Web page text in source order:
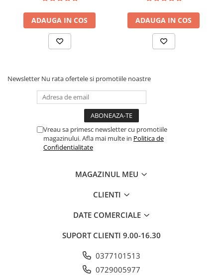
sistem de aerisire cu
butoni, Salt Confort
ADAUGA IN COS
sistem de aerisire cu
butoni, Salt Confort
ADAUGA IN COS
Newsletter Nu rata ofertele si promotiile noastre
Vreau sa primesc newsletter cu promotiile
magazinului. Afla mai multe in Politica de
Confidentialitate
MAGAZINUL MEU
CLIENTI
DATE COMERCIALE
SUPORT CLIENTI 9.00-16.30
0377101513
0729005977